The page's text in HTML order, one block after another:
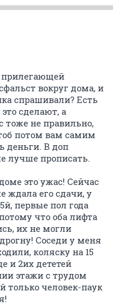
прилегающей
вокруг дома, и
спрашивали? Есть
сделают, а
тоже не правильно,
потом вам самим
деньги. В доп
лучше прописать.
это ужас! Сейчас
ждала его сдачи, у
первые пол года
что оба лифта
их не могли
Соседи у меня
коляску на 15
и 2их дететей
этажи с трудом
только человек-паук